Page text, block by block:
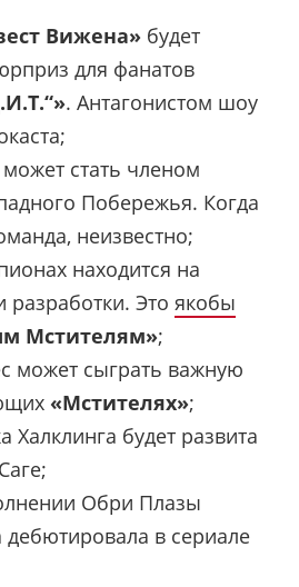
Вижена» будет
для фанатов
. Антагонистом шоу
стать членом
Побережья. Когда
неизвестно;
находится на
разработки. Это якобы
Мстителям»;
может сыграть важную
«Мстителях»;
Халклинга будет развита
Обри Плазы
дебютировала в сериале